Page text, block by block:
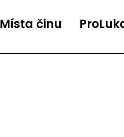
Místa činu